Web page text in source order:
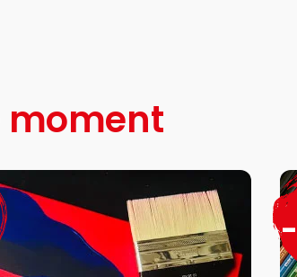
moment
-